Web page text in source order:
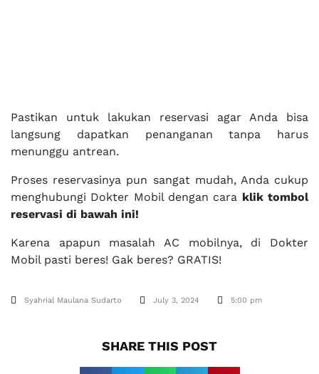
Pastikan untuk lakukan reservasi agar Anda bisa
langsung dapatkan penanganan tanpa harus
menunggu antrean.
Proses reservasinya pun sangat mudah, Anda cukup
menghubungi Dokter Mobil dengan cara klik tombol
reservasi di bawah ini!
Karena apapun masalah AC mobilnya, di Dokter
Mobil pasti beres! Gak beres? GRATIS!
Syahrial Maulana Sudarto July 3, 2024 5:00 pm
SHARE THIS POST​